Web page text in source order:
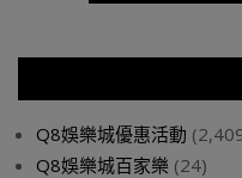
Q8娛樂城優惠活動
Q8娛樂城百家樂 (24)